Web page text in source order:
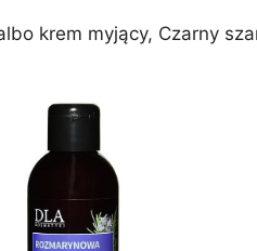
krem myjący, Czarny